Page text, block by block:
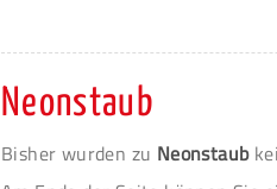
Neonstaub
Bisher wurden zu Neonstaub